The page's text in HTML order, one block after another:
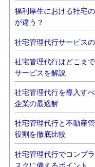
福利厚生における社宅
が違う？
社宅管理代行サービス
社宅管理代行はどこま
サービスを解説
社宅管理代行を導入す
企業の最適解
社宅管理代行と不動産
役割を徹底比較
社宅管理代行でコンプ
スクに備えるポイント